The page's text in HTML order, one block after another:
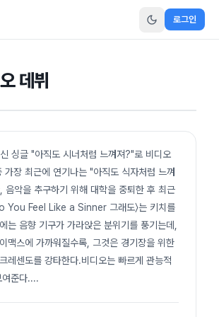
로그인
데뷔
싱글 "아직도 시너처럼 느껴져?"로 비디오
장 최근에 연기나는 "아직도 식자처럼 느껴
악을 추구하기 위해 대학을 중퇴한 후 최근
You Feel Like a Sinner 그래도〉는 키치를
음향 기구가 가라앉은 분위기를 풍기는데,
맥스에 가까워질수록, 그것은 경기장을 위한
레센도를 강타한다.비디오는 빠르게 관능적
준다....